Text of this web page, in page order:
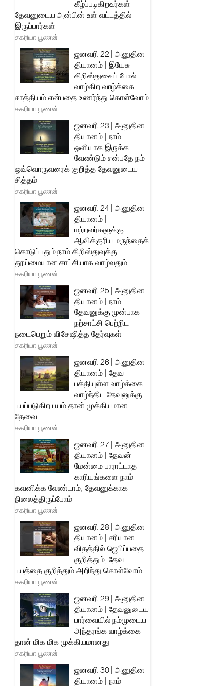
கீழ்ப்படிகிறவர்கள்
தேவனுடைய அன்பின் உள் வட்டத்தில்
இருப்பார்கள்
சகரியா பூணன்
ஜனவரி 22 | அனுதின
தியானம் | இயேசு
கிறிஸ்துவைப் போல்
வாழ்கிற வாழ்க்கை
சாத்தியம் என்பதை உணர்ந்து கொள்வோம்
சகரியா பூணன்
ஜனவரி 23 | அனுதின
தியானம் | நாம்
ஒளியாக இருக்க
வேண்டும் என்பதே நம்
ஒவ்வொருவரைக் குறித்த தேவனுடைய
சித்தம்
சகரியா பூணன்
ஜனவரி 24 | அனுதின
தியானம் |
மற்றவர்களுக்கு
ஆவிக்குரிய மருந்தைக்
கொடுப்பதும் நாம் கிறிஸ்துவுக்கு
தூய்மையான சாட்சியாக வாழ்வதும்
சகரியா பூணன்
ஜனவரி 25 | அனுதின
தியானம் | நாம்
தேவனுக்கு முன்பாக
நற்சாட்சி பெற்றிட
நடைபெறும் விசேஷித்த தேர்வுகள்
சகரியா பூணன்
ஜனவரி 26 | அனுதின
தியானம் | தேவ
பக்தியுள்ள வாழ்க்கை
வாழ்ந்திட தேவனுக்கு
பயப்படுகிற பயம் தான் முக்கியமான
தேவை
சகரியா பூணன்
ஜனவரி 27 | அனுதின
தியானம் | தேவன்
மேன்மை பாராட்டாத
காரியங்களை நாம்
கவனிக்க வேண்டாம், தேவனுக்காக
நிலைத்திருப்போம்
சகரியா பூணன்
ஜனவரி 28 | அனுதின
தியானம் | சரியான
விதத்தில் ஜெபிப்பதை
குறித்தும், தேவ
பயத்தை குறித்தும் அறிந்து கொள்வோம்
சகரியா பூணன்
ஜனவரி 29 | அனுதின
தியானம் | தேவனுடைய
பார்வையில் நம்முடைய
அந்தரங்க வாழ்க்கை
தான் மிக மிக முக்கியமானது
சகரியா பூணன்
ஜனவரி 30 | அனுதின
தியானம் | நாம்